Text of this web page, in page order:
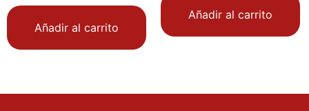
Añadir al carrito
Añadir al carrito